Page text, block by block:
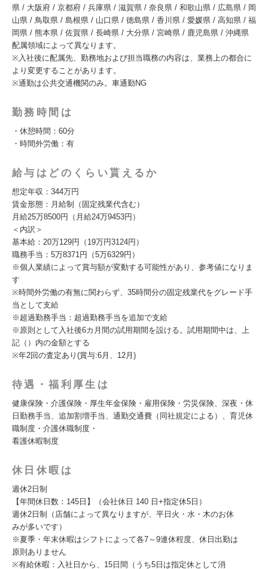
県 / 大阪府 / 京都府 / 兵庫県 / 滋賀県 / 奈良県 / 和歌山県 / 広島県 / 岡
山県 / 鳥取県 / 島根県 / 山口県 / 徳島県 / 香川県 / 愛媛県 / 高知県 / 福
岡県 / 熊本県 / 佐賀県 / 長崎県 / 大分県 / 宮崎県 / 鹿児島県 / 沖縄県
配属領域によって異なります。
※入社後に配属先、勤務地および担当職務の内容は、業務上の都合に
より変更することがあります。
※通勤は公共交通機関のみ。車通勤NG
勤務時間は
・休憩時間：60分
・時間外労働：有
給与はどのくらい貰えるか
想定年収：344万円
賃金形態：月給制（固定残業代含む）
月給25万8500円（月給24万9453円）
＜内訳＞
基本給：20万129円（19万円3124円）
職務手当：5万8371円（5万6329円）
※個人業績によって賞与額が変動する可能性があり、参考値になりま
す
※時間外労働の有無に関わらず、35時間分の固定残業代をグレード手
当として支給
※超過勤務手当：超過勤務手当を追加で支給
※原則として入社後6カ月間の試用期間を設ける。試用期間中は、上
記（）内の金額とする
※年2回の査定あり(賞与:6月、12月)
待遇・福利厚生は
健康保険・介護保険・厚生年金保険・雇用保険・労災保険、深夜・休
日勤務手当、追加割増手当、通勤交通費（同社規定による）、育児休
職制度・介護休職制度・
看護休暇制度
休日休暇は
週休2日制
【年間休日数：145日】（会社休日 140 日+指定休5日）
週休2日制（店舗によって異なりますが、平日火・水・木のお休
みが多いです）
※夏季・年末休暇はシフトによって各7～9連休程度、休日出勤は
原則ありません
※有給休暇：入社日から、15日間（うち5日は指定休として消